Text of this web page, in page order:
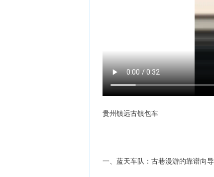
贵州镇远古镇包车
一、蓝天车队：古巷漫游的靠谱向导